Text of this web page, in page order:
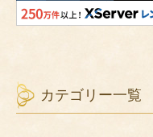
カテゴリー一覧